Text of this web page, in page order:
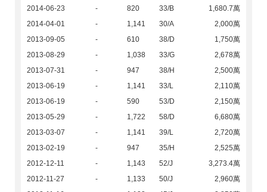
2014-06-23
- 820 33/B
1,680.7萬
2014-04-01
- 1,141 30/A
2,000萬
2013-09-05
- 610 38/D
1,750萬
2013-08-29
- 1,038 33/G
2,678萬
2013-07-31
- 947 38/H
2,500萬
2013-06-19
- 1,141 33/L
2,110萬
2013-06-19
- 590 53/D
2,150萬
2013-05-29
- 1,722 58/D
6,680萬
2013-03-07
- 1,141 39/L
2,720萬
2013-02-19
- 947 35/H
2,525萬
2012-12-11
- 1,143 52/J
3,273.4萬
2012-11-27
- 1,133 50/J
2,960萬